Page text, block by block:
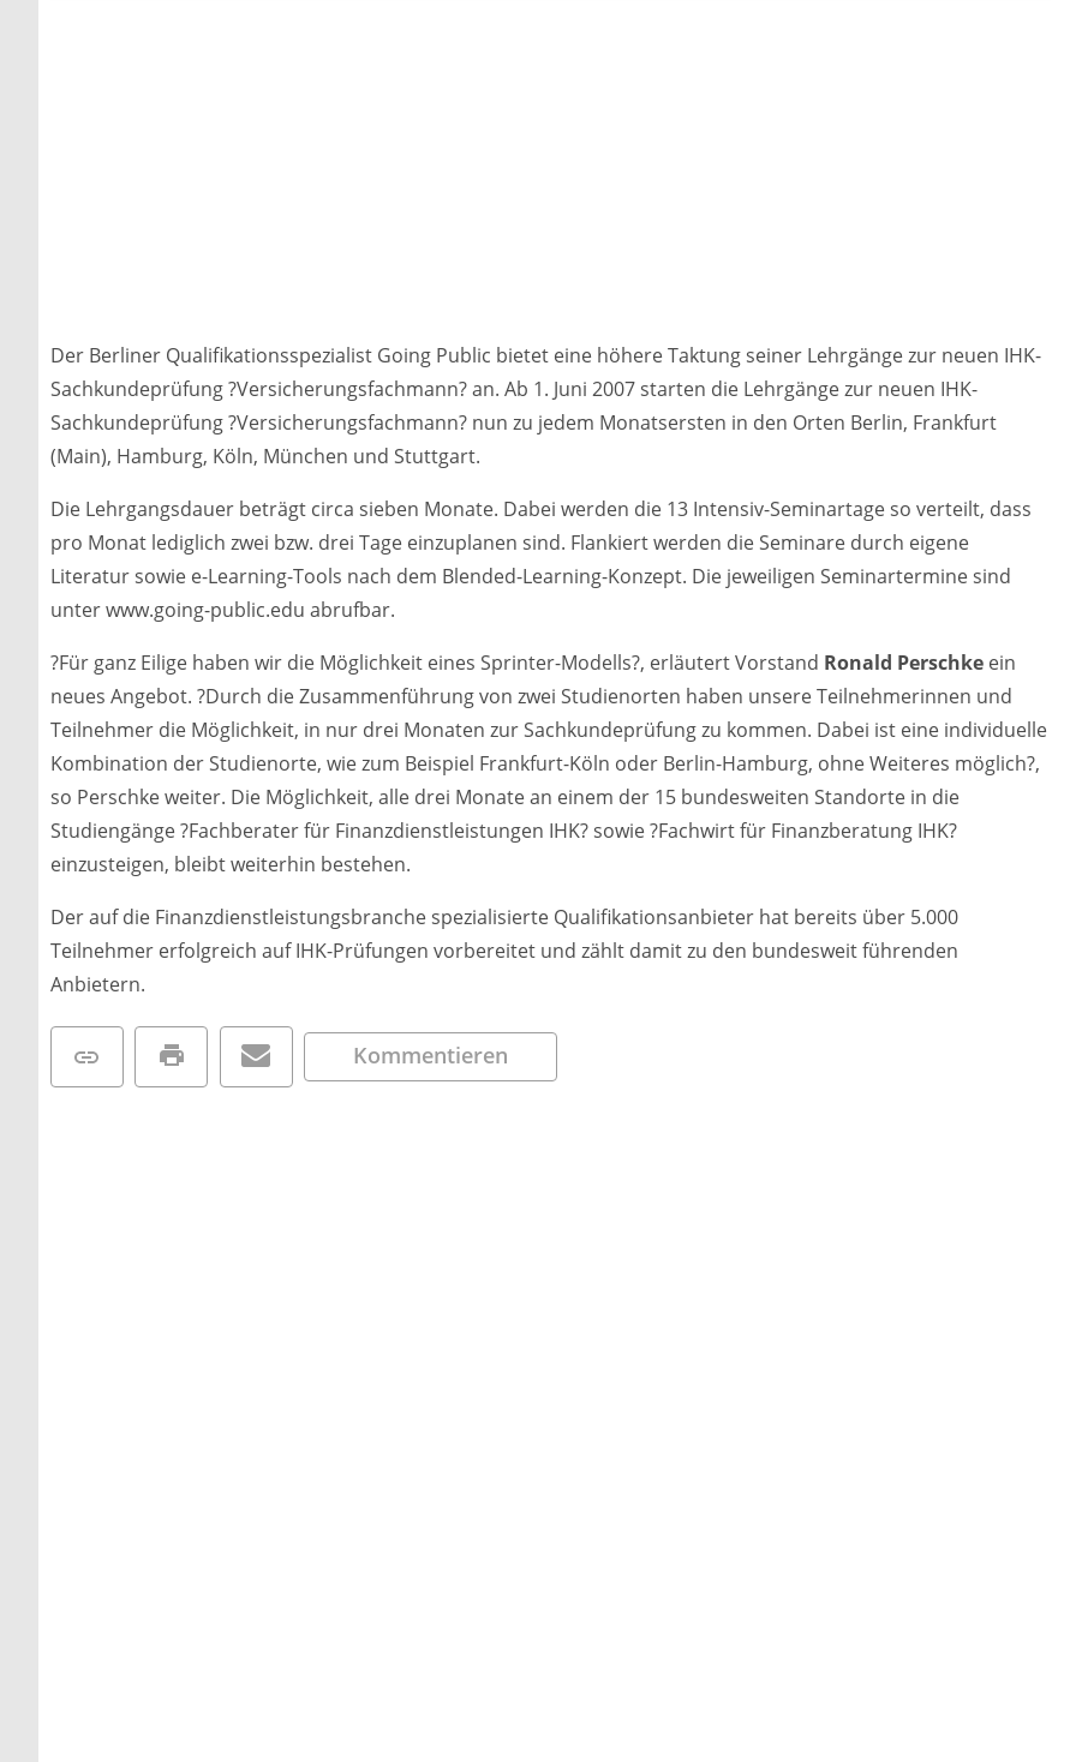
Der Berliner Qualifikationsspezialist Going Public bietet eine höhere Taktung seiner Lehrgänge zur neuen IHK-
Sachkundeprüfung ?Versicherungsfachmann? an. Ab 1. Juni 2007 starten die Lehrgänge zur neuen IHK-
Sachkundeprüfung ?Versicherungsfachmann? nun zu jedem Monatsersten in den Orten Berlin, Frankfurt
(Main), Hamburg, Köln, München und Stuttgart.
Die Lehrgangsdauer beträgt circa sieben Monate. Dabei werden die 13 Intensiv-Seminartage so verteilt, dass
pro Monat lediglich zwei bzw. drei Tage einzuplanen sind. Flankiert werden die Seminare durch eigene
Literatur sowie e-Learning-Tools nach dem Blended-Learning-Konzept. Die jeweiligen Seminartermine sind
unter www.going-public.edu abrufbar.
?Für ganz Eilige haben wir die Möglichkeit eines Sprinter-Modells?, erläutert Vorstand Ronald Perschke ein
neues Angebot. ?Durch die Zusammenführung von zwei Studienorten haben unsere Teilnehmerinnen und
Teilnehmer die Möglichkeit, in nur drei Monaten zur Sachkundeprüfung zu kommen. Dabei ist eine individuelle
Kombination der Studienorte, wie zum Beispiel Frankfurt-Köln oder Berlin-Hamburg, ohne Weiteres möglich?,
so Perschke weiter. Die Möglichkeit, alle drei Monate an einem der 15 bundesweiten Standorte in die
Studiengänge ?Fachberater für Finanzdienstleistungen IHK? sowie ?Fachwirt für Finanzberatung IHK?
einzusteigen, bleibt weiterhin bestehen.
Der auf die Finanzdienstleistungsbranche spezialisierte Qualifikationsanbieter hat bereits über 5.000
Teilnehmer erfolgreich auf IHK-Prüfungen vorbereitet und zählt damit zu den bundesweit führenden
Anbietern.
Kommentieren